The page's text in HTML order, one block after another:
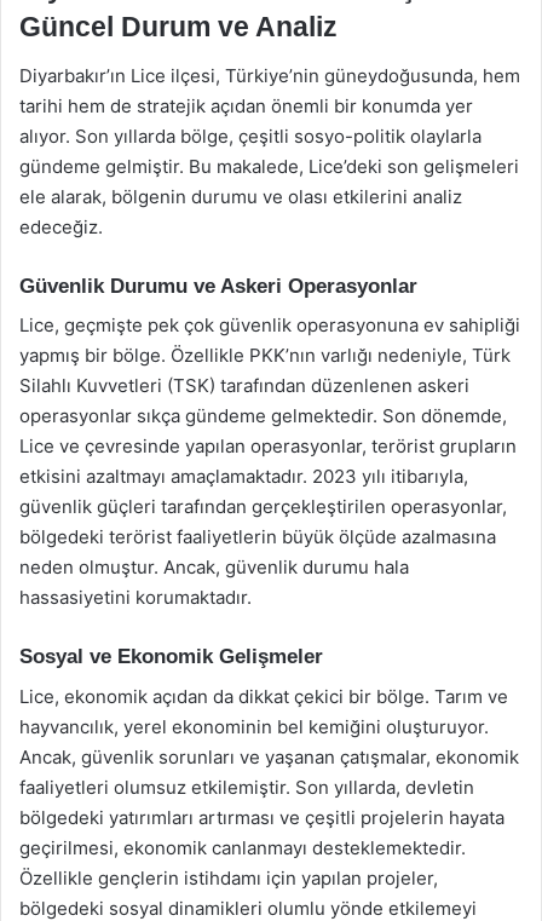
Güncel Durum ve Analiz
Diyarbakır’ın Lice ilçesi, Türkiye’nin güneydoğusunda, hem
tarihi hem de stratejik açıdan önemli bir konumda yer
alıyor. Son yıllarda bölge, çeşitli sosyo-politik olaylarla
gündeme gelmiştir. Bu makalede, Lice’deki son gelişmeleri
ele alarak, bölgenin durumu ve olası etkilerini analiz
edeceğiz.
Güvenlik Durumu ve Askeri Operasyonlar
Lice, geçmişte pek çok güvenlik operasyonuna ev sahipliği
yapmış bir bölge. Özellikle PKK’nın varlığı nedeniyle, Türk
Silahlı Kuvvetleri (TSK) tarafından düzenlenen askeri
operasyonlar sıkça gündeme gelmektedir. Son dönemde,
Lice ve çevresinde yapılan operasyonlar, terörist grupların
etkisini azaltmayı amaçlamaktadır. 2023 yılı itibarıyla,
güvenlik güçleri tarafından gerçekleştirilen operasyonlar,
bölgedeki terörist faaliyetlerin büyük ölçüde azalmasına
neden olmuştur. Ancak, güvenlik durumu hala
hassasiyetini korumaktadır.
Sosyal ve Ekonomik Gelişmeler
Lice, ekonomik açıdan da dikkat çekici bir bölge. Tarım ve
hayvancılık, yerel ekonominin bel kemiğini oluşturuyor.
Ancak, güvenlik sorunları ve yaşanan çatışmalar, ekonomik
faaliyetleri olumsuz etkilemiştir. Son yıllarda, devletin
bölgedeki yatırımları artırması ve çeşitli projelerin hayata
geçirilmesi, ekonomik canlanmayı desteklemektedir.
Özellikle gençlerin istihdamı için yapılan projeler,
bölgedeki sosyal dinamikleri olumlu yönde etkilemeyi